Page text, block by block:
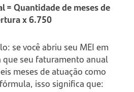
= Quantidade de meses de
x 6.750
se você abriu seu MEI em
seu faturamento anual
meses de atuação como
isso significa que: